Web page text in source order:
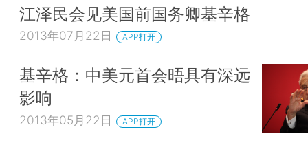
江泽民会见美国前国务卿基辛格
2013年07月22日 APP打开
基辛格：中美元首会晤具有深远
影响
2013年05月22日 APP打开